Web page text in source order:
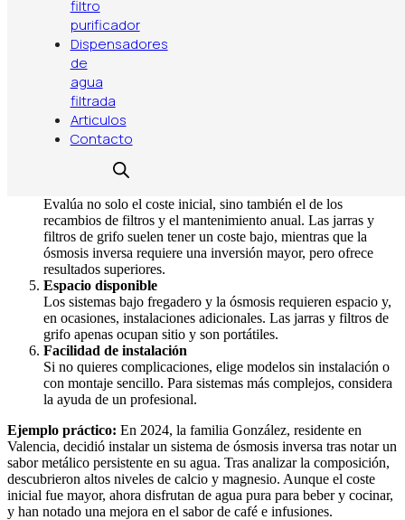
filtro
purificador
Dispensadores
de
agua
filtrada
Articulos
Contacto
minerales (agua dura), metales pesados o contaminantes
específicos.
Define tus objetivos
¿Solo quieres eliminar el sabor a cloro? ¿Buscas reducir
metales pesados, pesticidas o microplásticos? ¿Prefieres un
agua de sabor neutro para preparar infusiones y café?
Considera el tamaño de tu hogar y consumo
Para una persona o pareja, una jarra filtrante puede ser
suficiente. Para familias grandes o quienes cocinan a diario,
más práctico.
Evalúa no solo el coste inicial, sino también el de los
recambios de filtros y el mantenimiento anual. Las jarras y
filtros de grifo suelen tener un coste bajo, mientras que la
ósmosis inversa requiere una inversión mayor, pero ofrece
resultados superiores.
Espacio disponible
Los sistemas bajo fregadero y la ósmosis requieren espacio y,
en ocasiones, instalaciones adicionales. Las jarras y filtros de
grifo apenas ocupan sitio y son portátiles.
Facilidad de instalación
Si no quieres complicaciones, elige modelos sin instalación o
con montaje sencillo. Para sistemas más complejos, considera
la ayuda de un profesional.
Ejemplo práctico: En 2024, la familia González, residente en
Valencia, decidió instalar un sistema de ósmosis inversa tras notar un
sabor metálico persistente en su agua. Tras analizar la composición,
descubrieron altos niveles de calcio y magnesio. Aunque el coste
inicial fue mayor, ahora disfrutan de agua pura para beber y cocinar,
y han notado una mejora en el sabor de café e infusiones.